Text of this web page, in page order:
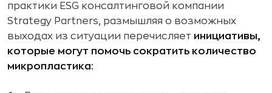
практики ESG консалтинговой компании
Strategy Partners, размышляя о возможных
выходах из ситуации перечисляет инициативы,
которые могут помочь сократить количество
микропластика: